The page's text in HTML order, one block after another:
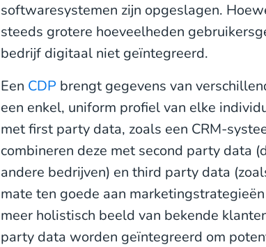
softwaresystemen zijn opgeslagen.
steeds grotere hoeveelheden
bedrijf digitaal niet geïntegreerd.
Een CDP brengt gegevens van
een ​​enkel, uniform profiel van elke
met first party data, zoals een CRM-
combineren deze met second party data
andere bedrijven) en third party data
mate ten goede aan
meer holistisch beeld van bekende
party data worden geïntegreerd om